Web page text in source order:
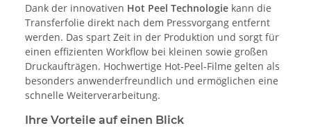
Dank der innovativen Hot Peel Technologie kann die
Transferfolie direkt nach dem Pressvorgang entfernt
werden. Das spart Zeit in der Produktion und sorgt für
einen effizienten Workflow bei kleinen sowie großen
Druckaufträgen. Hochwertige Hot-Peel-Filme gelten als
besonders anwenderfreundlich und ermöglichen eine
schnelle Weiterverarbeitung.
Ihre Vorteile auf einen Blick